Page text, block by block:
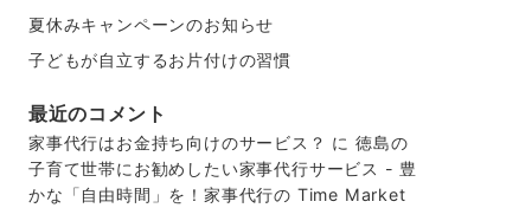
夏休みキャンペーンのお知らせ
子どもが自立するお片付けの習慣
最近のコメント
家事代行はお金持ち向けのサービス？ に徳島の
子育て世帯にお勧めしたい家事代行サービス - 豊
かな「自由時間」を！家事代行の Time Market